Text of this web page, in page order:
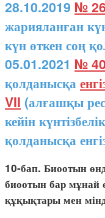
28.10.2019 №
жарияланған
күн өткен соң
05.01.2021 №
қолданысқа
VII (алғашқы
кейін
қолданысқа
10-бап. Биоотын
биоотын бар мұнай
құқықтары мен